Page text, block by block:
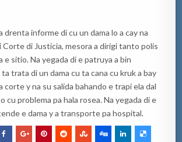
drenta informe di cu un dama lo a cay na
Corte di Justicia, mesora a dirigi tanto polis
e sitio. Na yegada di e patruya a bin
trata di un dama cu ta cana cu kruk a bay
corte y na su salida bahando e trapi ela dal
cu problema pa hala rosea. Na yegada di e
e dama y a transporte pa hospital.